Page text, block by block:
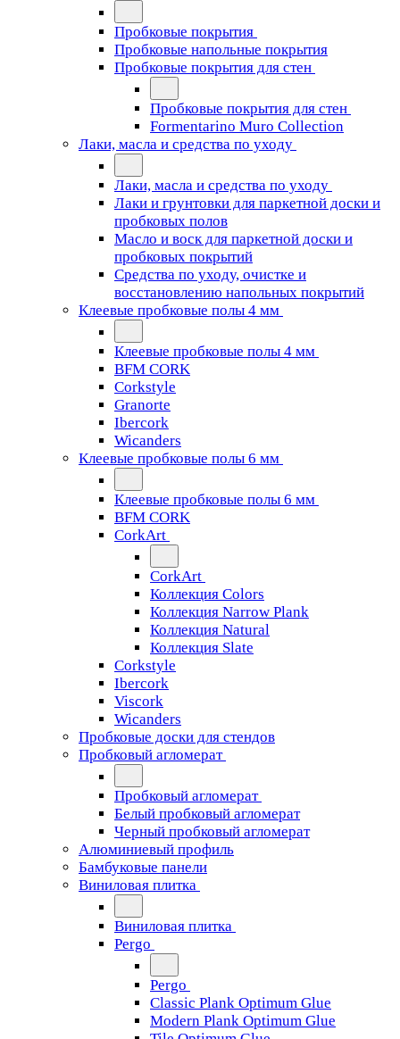
Пробковые покрытия
Пробковые напольные покрытия
Пробковые покрытия для стен
Пробковые покрытия для стен
Formentarino Muro Collection
Лаки, масла и средства по уходу
Лаки, масла и средства по уходу
Лаки и грунтовки для паркетной доски и
пробковых полов
Масло и воск для паркетной доски и
пробковых покрытий
Средства по уходу, очистке и
восстановлению напольных покрытий
Клеевые пробковые полы 4 мм
Клеевые пробковые полы 4 мм
BFM CORK
Corkstyle
Granorte
Ibercork
Wicanders
Клеевые пробковые полы 6 мм
Клеевые пробковые полы 6 мм
BFM CORK
CorkArt
CorkArt
Коллекция Colors
Коллекция Narrow Plank
Коллекция Natural
Коллекция Slate
Corkstyle
Ibercork
Viscork
Wicanders
Пробковые доски для стендов
Пробковый агломерат
Пробковый агломерат
Белый пробковый агломерат
Черный пробковый агломерат
Алюминиевый профиль
Бамбуковые панели
Виниловая плитка
Виниловая плитка
Pergo
Pergo
Classic Plank Optimum Glue
Modern Plank Optimum Glue